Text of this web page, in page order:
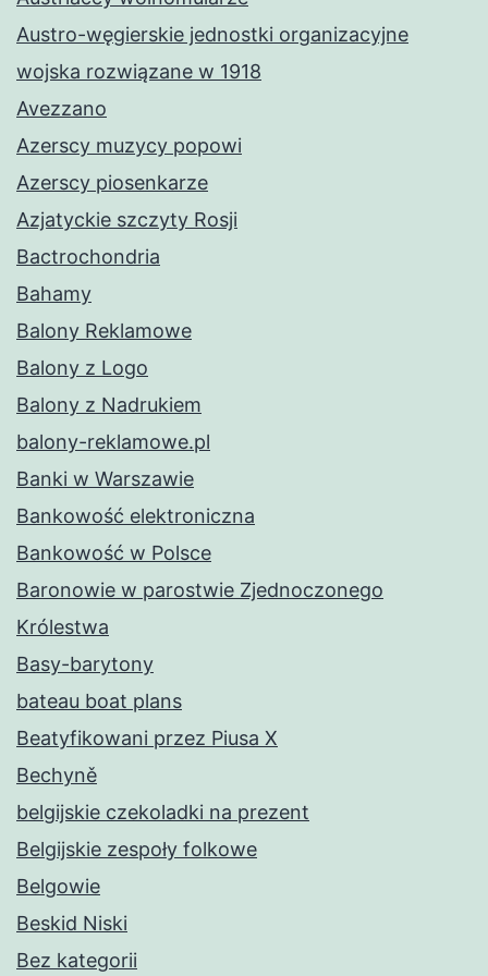
Austro-węgierskie jednostki organizacyjne
wojska rozwiązane w 1918
Avezzano
Azerscy muzycy popowi
Azerscy piosenkarze
Azjatyckie szczyty Rosji
Bactrochondria
Bahamy
Balony Reklamowe
Balony z Logo
Balony z Nadrukiem
balony-reklamowe.pl
Banki w Warszawie
Bankowość elektroniczna
Bankowość w Polsce
Baronowie w parostwie Zjednoczonego
Królestwa
Basy-barytony
bateau boat plans
Beatyfikowani przez Piusa X
Bechyně
belgijskie czekoladki na prezent
Belgijskie zespoły folkowe
Belgowie
Beskid Niski
Bez kategorii